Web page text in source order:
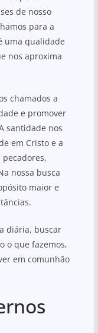
de nosso
para a
uma qualidade
nos aproxima
chamados a
e promover
santidade nos
em Cristo e a
nossa busca
maior e
diária, buscar
o que fazemos,
em comunhão